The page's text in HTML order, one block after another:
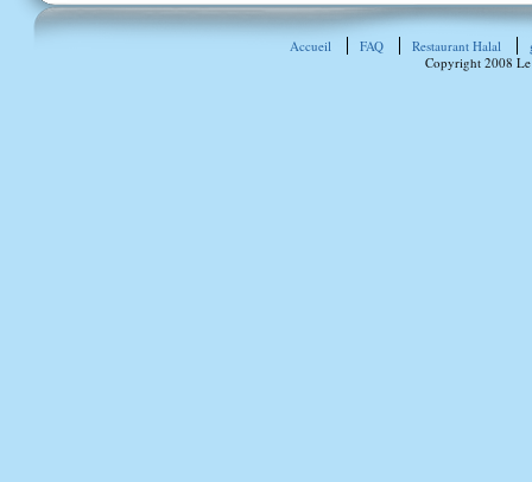
Accueil FAQ Restaurant Halal
Copyright 2008